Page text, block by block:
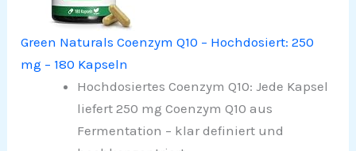
Green Naturals Coenzym Q10 – Hochdosiert: 250
mg – 180 Kapseln
Hochdosiertes Coenzym Q10: Jede Kapsel
liefert 250 mg Coenzym Q10 aus
Fermentation – klar definiert und